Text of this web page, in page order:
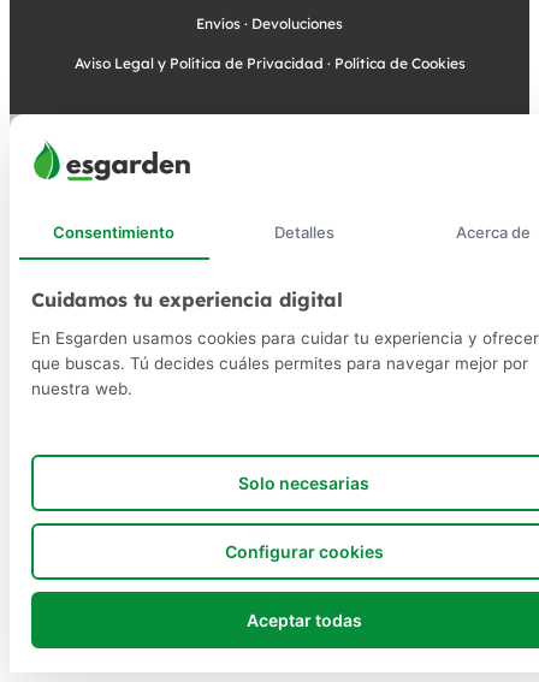
Envíos · Devoluciones
Aviso Legal y Política de Privacidad · Política de Cookies
Consentimiento Detalles Acerca de
Cuidamos tu experiencia digital
En Esgarden usamos cookies para cuidar tu experiencia y
que buscas. Tú decides cuáles permites para navegar mejor por
nuestra web.
Solo necesarias
Configurar cookies
Aceptar todas